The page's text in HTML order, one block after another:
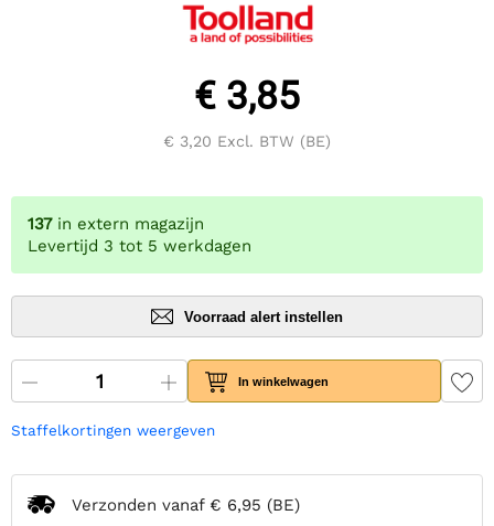
€ 3,85
€ 3,20 Excl. BTW (BE)
137 in extern magazijn
Levertijd 3 tot 5 werkdagen
Voorraad alert instellen
In winkelwagen
Staffelkortingen weergeven
Verzonden vanaf € 6,95 (BE)